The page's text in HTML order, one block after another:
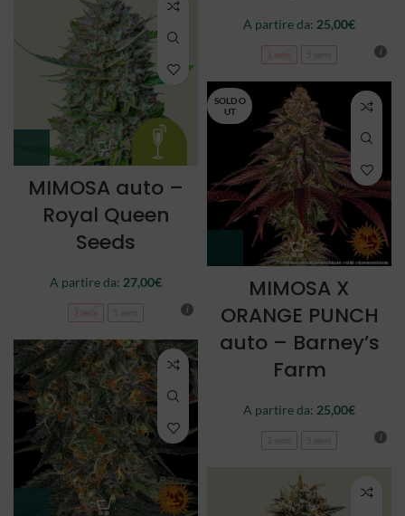
A partire da: 25,00€
3 semi
MIMOSA auto –
Royal Queen
Seeds
A partire da: 27,00€
3 semi
SOLD O
UT
MIMOSA X
ORANGE PUNCH
auto – Barney’s
Farm
A partire da: 25,00€